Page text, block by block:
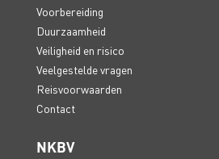
Voorbereiding
Duurzaamheid
Veiligheid en risico
Veelgestelde vragen
Reisvoorwaarden
Contact
NKBV